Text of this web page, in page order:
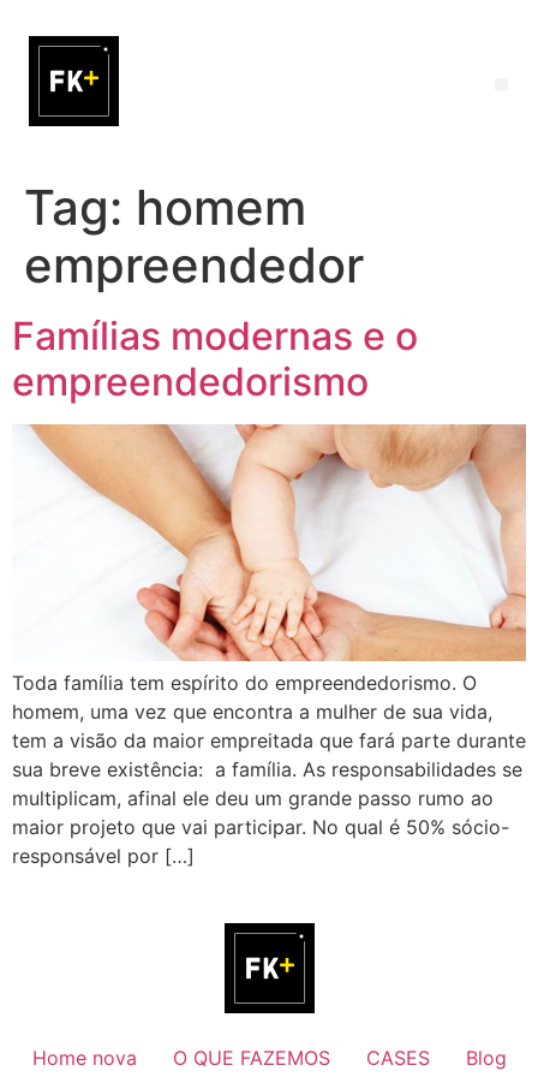
Tag: homem
empreendedor
Famílias modernas e o
empreendedorismo
Toda família tem espírito do empreendedorismo. O
homem, uma vez que encontra a mulher de sua vida,
tem a visão da maior empreitada que fará parte durante
sua breve existência: a família. As responsabilidades se
multiplicam, afinal ele deu um grande passo rumo ao
maior projeto que vai participar. No qual é 50% sócio-
responsável por […]
Home nova O QUE FAZEMOS CASES Blog